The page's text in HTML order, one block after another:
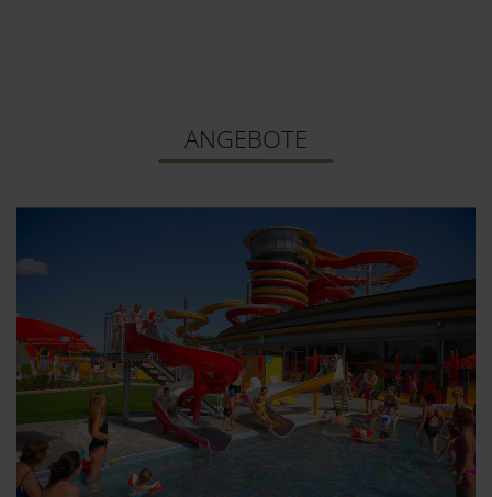
ANGEBOTE